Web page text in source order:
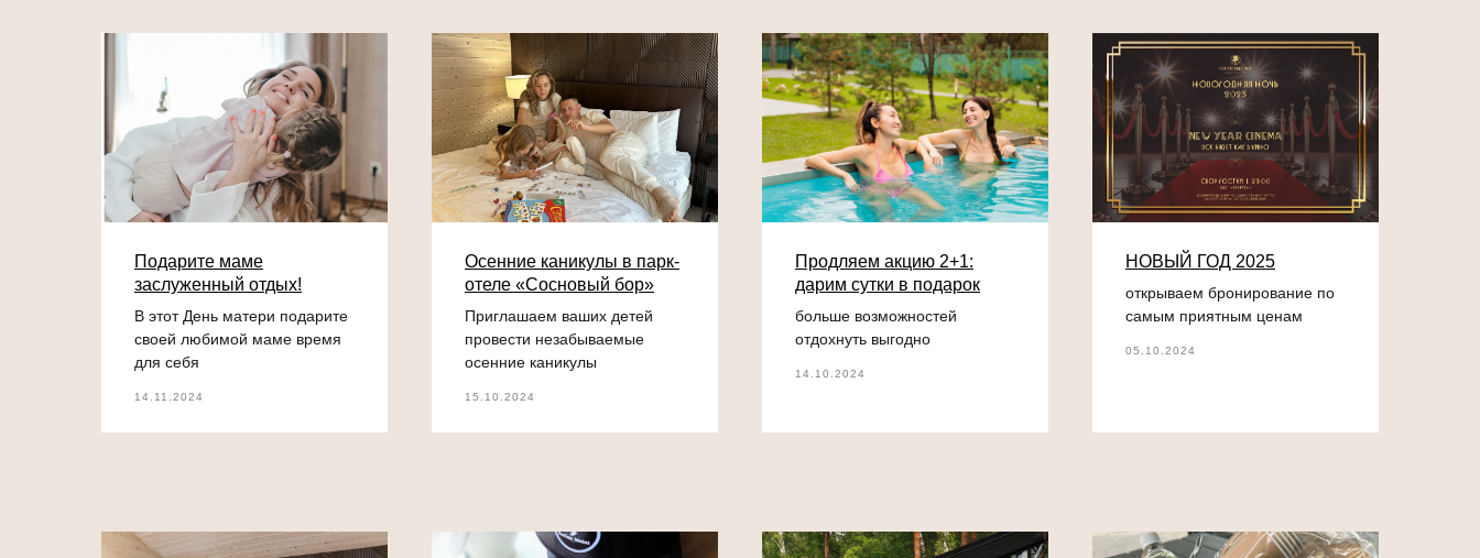
Подарите маме
заслуженный отдых!
В этот День матери подарите
своей любимой маме время
для себя
14.11.2024
Осенние каникулы в парк-
отеле «Сосновый бор»
Приглашаем ваших детей
провести незабываемые
осенние каникулы
15.10.2024
Продляем акцию 2+1:
дарим сутки в подарок
больше возможностей
отдохнуть выгодно
14.10.2024
НОВЫЙ ГОД 2025
открываем бронирование по
самым приятным ценам
05.10.2024